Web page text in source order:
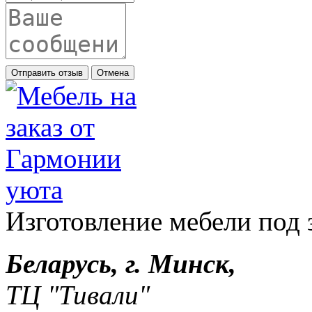
Отправить отзыв Отмена
Изготовление мебели под
Беларусь, г. Минск,
ТЦ "Тивали"